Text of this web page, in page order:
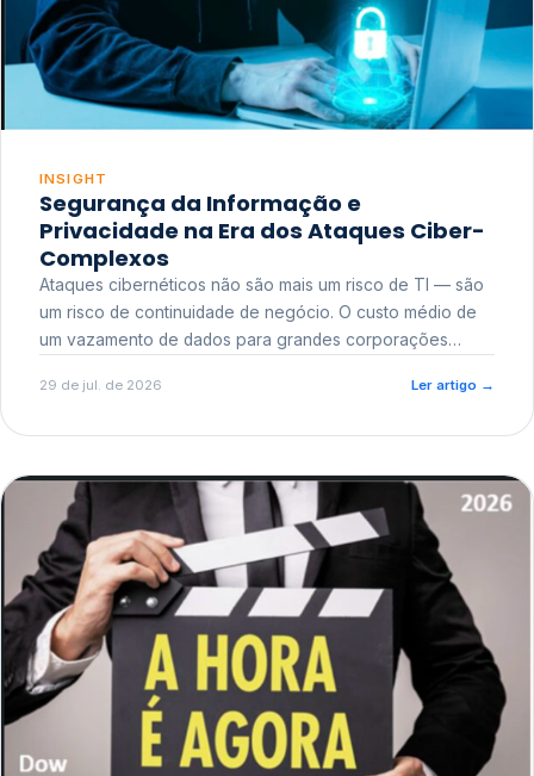
INSIGHT
Segurança da Informação e
Privacidade na Era dos Ataques Ciber-
Complexos
Ataques cibernéticos não são mais um risco de TI — são
um risco de continuidade de negócio. O custo médio de
um vazamento de dados para grandes corporações
reputacional e o risco regulatório junto a órgãos como a
29 de jul. de 2026 Ler artigo →